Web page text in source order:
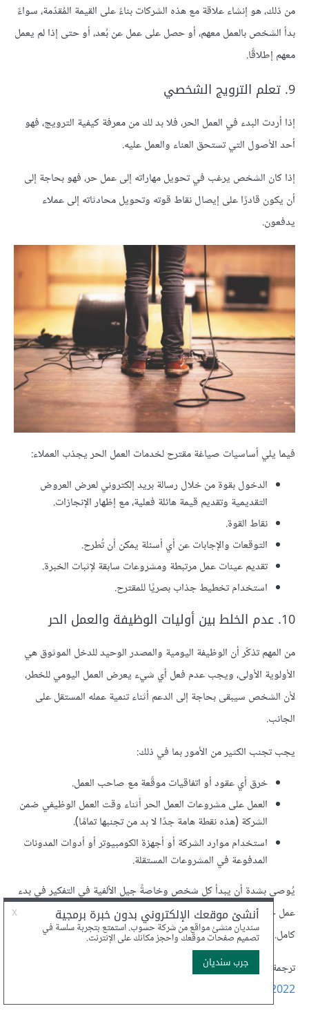
من ذلك، هو إنشاء علاقة مع هذه الشركات بناءً على القيمة المُقدّمة، سواءً
بدأ الشخص بالعمل معهم، أو حصل على عمل عن بُعد، أو حتى إذا لم يعمل
معهم إطلاقًا.
9. تعلم الترويج الشخصي
إذا أردت البدء في العمل الحر، فلا بد لك من معرفة كيفية الترويج، فهو
أحد الأصول التي تستحق العناء والعمل عليه.
إذا كان الشخص يرغب في تحويل مهاراته إلى عمل حر، فهو بحاجة إلى
أن يكون قادرًا على إيصال نقاط قوته وتحويل محادثاته إلى عملاء
يدفعون.
فيما يلي أساسيات صياغة مقترح لخدمات العمل الحر يجذب العملاء:
الدخول بقوة من خلال رسالة بريد إلكتروني لعرض العروض
التقديمية وتقديم قيمة هائلة فعلية، مع إظهار الإنجازات.
نقاط القوة.
التوقعات والإجابات عن أي أسئلة يمكن أن تُطرح.
تقديم عينات عمل مرتبطة ومشروعات سابقة لإثبات الخبرة.
استخدام تخطيط جذاب بصريًا للمقترح.
10. عدم الخلط بين أوليات الوظيفة والعمل الحر
من المهم تذكّر أن الوظيفة اليومية والمصدر الوحيد للدخل الموثوق هي
الأولوية الأولى، ويجب عدم فعل أي شيء يعرض العمل اليومي للخطر،
لأن الشخص سيبقى بحاجة إلى الدعم أثناء تنمية عمله المستقل على
الجانب.
يجب تجنب الكثير من الأمور بما في ذلك:
خرق أي عقود أو اتفاقيات موقّعة مع صاحب العمل.
العمل على مشروعات العمل الحر أثناء وقت العمل الوظيفي ضمن
الشركة (هذه نقطة هامة جدًا لا بد من تجنبها تمامًا).
استخدام موارد الشركة أو أجهزة الكومبيوتر أو أدوات المدونات
المدفوعة في المشروعات المستقلة.
يُوصى بشدة أن يبدأ كل شخص وخاصةً جيل الألفية في التفكير في بدء
عمل حر أو الانتقال إلى أن يصبح استشاريًا، وذلك إلى جانب عمله بدوام
كامل.
ترجمة –بتصرّف- للمقال
in 2022